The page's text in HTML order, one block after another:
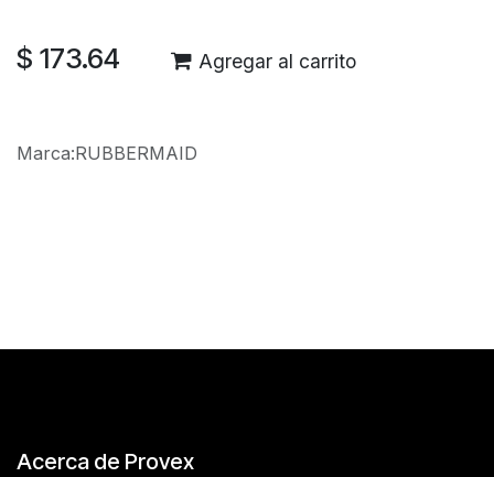
$ 173.64 Agregar al carrito
Marca:RUBBERMAID
Acerca de Provex